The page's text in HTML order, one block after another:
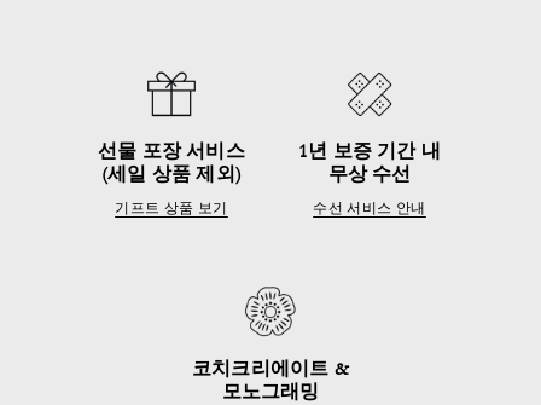
선물 포장 서비스
(세일 상품 제외)
기프트 상품 보기
1년 보증 기간 내
무상 수선
수선 서비스 안내
코치크리에이트 &
모노그래밍